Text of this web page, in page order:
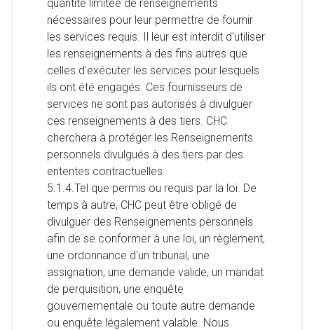
quantité limitée de renseignements
nécessaires pour leur permettre de fournir
les services requis. Il leur est interdit d'utiliser
les renseignements à des fins autres que
celles d'exécuter les services pour lesquels
ils ont été engagés. Ces fournisseurs de
services ne sont pas autorisés à divulguer
ces renseignements à des tiers. CHC
cherchera à protéger les Renseignements
personnels divulgués à des tiers par des
ententes contractuelles.
5.1.4.Tel que permis ou requis par la loi. De
temps à autre, CHC peut être obligé de
divulguer des Renseignements personnels
afin de se conformer à une loi, un règlement,
une ordonnance d'un tribunal, une
assignation, une demande valide, un mandat
de perquisition, une enquête
gouvernementale ou toute autre demande
ou enquête légalement valable. Nous